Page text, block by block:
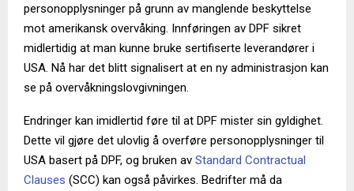
personopplysninger på grunn av manglende beskyttelse
mot amerikansk overvåking. Innføringen av DPF sikret
midlertidig at man kunne bruke sertifiserte leverandører i
USA. Nå har det blitt signalisert at en ny administrasjon kan
se på overvåkningslovgivningen.
Endringer kan imidlertid føre til at DPF mister sin gyldighet.
Dette vil gjøre det ulovlig å overføre personopplysninger til
USA basert på DPF, og bruken av Standard Contractual
Clauses (SCC) kan også påvirkes. Bedrifter må da